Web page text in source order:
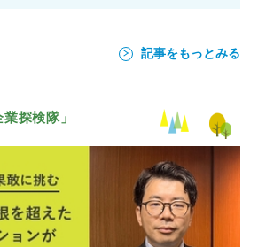
記事をもっとみる
探検隊」